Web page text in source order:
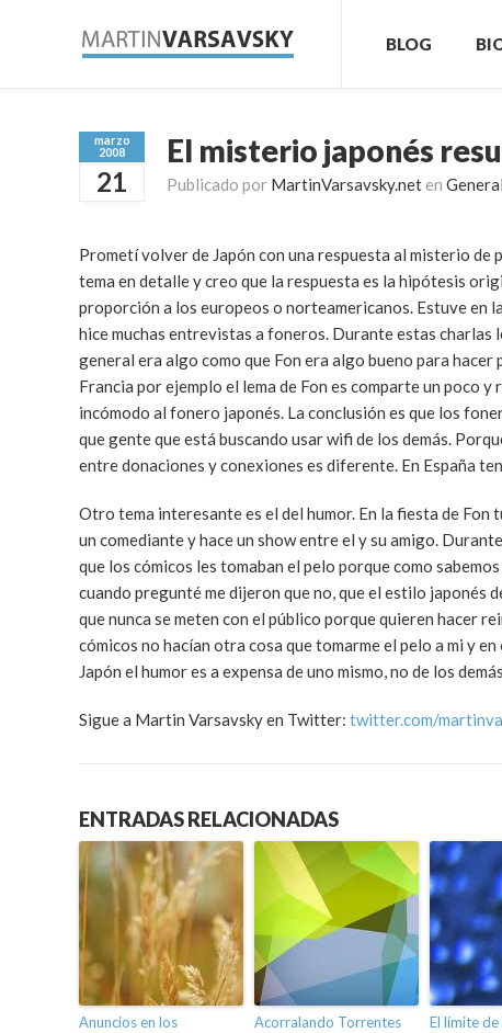
BLOG
marzo
2008
21
El misterio japonés
Publicado por MartinVarsavsky.net en General
Prometí volver de Japón con una respuesta al misterio
tema en detalle y creo que la respuesta es la hipótesis
proporción a los europeos o norteamericanos. Estuve en
hice muchas entrevistas a foneros. Durante estas
general era algo como que Fon era algo bueno para
Francia por ejemplo el lema de Fon es comparte un poco
incómodo al fonero japonés. La conclusión es que los
que gente que está buscando usar wifi de los demás.
entre donaciones y conexiones es diferente. En España
Otro tema interesante es el del humor. En la fiesta de Fon
un comediante y hace un show entre el y su amigo.
que los cómicos les tomaban el pelo porque como
cuando pregunté me dijeron que no, que el estilo japonés
que nunca se meten con el público porque quieren hacer
cómicos no hacían otra cosa que tomarme el pelo a mi y
Japón el humor es a expensa de uno mismo, no de los
Sigue a Martin Varsavsky en Twitter: twitter.com/
ENTRADAS RELACIONADAS
Anuncios en los
Acorralando Torrentes
El límite de